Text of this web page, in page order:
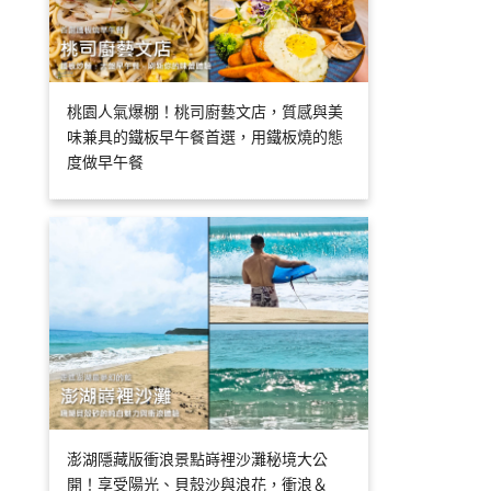
桃園人氣爆棚！桃司廚藝文店，質感與美
味兼具的鐵板早午餐首選，用鐵板燒的態
度做早午餐
澎湖隱藏版衝浪景點嵵裡沙灘秘境大公
開！享受陽光、貝殼沙與浪花，衝浪＆